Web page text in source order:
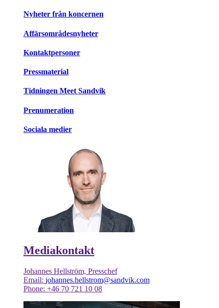
Nyheter från koncernen
Affärsområdesnyheter
Kontaktpersoner
Pressmaterial
Tidningen Meet Sandvik
Prenumeration
Sociala medier
Mediakontakt
Johannes Hellström, Presschef
Email: johannes.hellstrom@sandvik.com
Phone: +46 70 721 10 08